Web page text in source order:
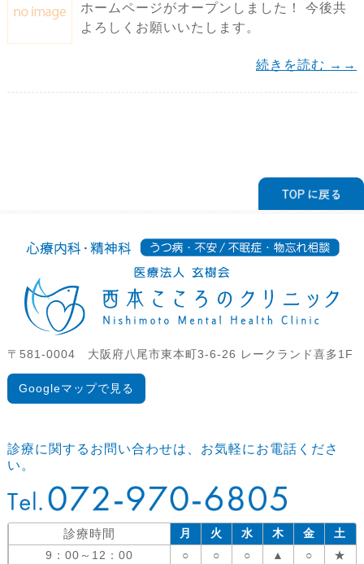
ホームページがオープンしました！ 今後共
よろしくお願いいたします。
続きを読む →→
〒581-0004 大阪府八尾市東本町3-6-26 レークランド喜多1F
Googleマップで見る
診療に関するお問い合わせは、お気軽にお電話くださ
い。
診療時間 月 火 水 木 金
土
9：00～12：00
○ ○ ○ ▲ ○ ★